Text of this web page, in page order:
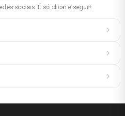
sociais. É só clicar e seguir!